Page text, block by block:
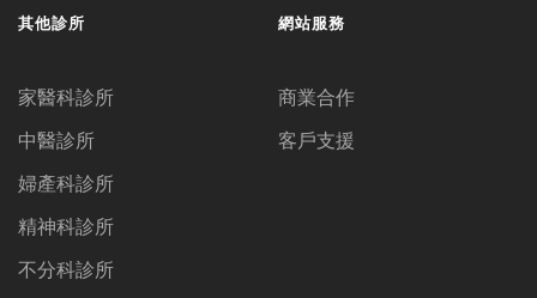
其他診所
家醫科診所
中醫診所
婦產科診所
精神科診所
不分科診所
網站服務
商業合作
客戶支援